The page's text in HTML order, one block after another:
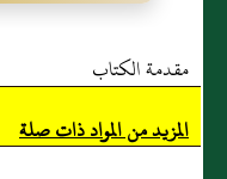
مقدمة الكتاب
المزيد من المواد ذات صلة